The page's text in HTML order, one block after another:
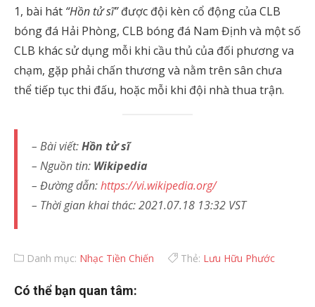
1, bài hát “Hồn tử sĩ”được đội kèn cổ động của CLB
bóng đá Hải Phòng, CLB bóng đá Nam Định và một số
CLB khác sử dụng mỗi khi cầu thủ của đối phương va
chạm, gặp phải chấn thương và nằm trên sân chưa
thể tiếp tục thi đấu, hoặc mỗi khi đội nhà thua trận.
– Bài viết:Hồn tử sĩ
– Nguồn tin: Wikipedia
– Đường dẫn:https://vi.wikipedia.org/
– Thời gian khai thác: 2021.07.18 13:32 VST
Danh mục: Nhạc Tiền Chiến Thẻ: Lưu Hữu Phước
Có thể bạn quan tâm: